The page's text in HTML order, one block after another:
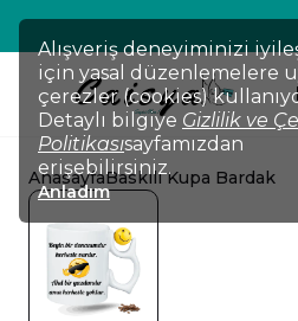
Alışveriş deneyiminizi
için yasal düzenlemelere
çerezler (cookies)
Detaylı bilgiye Gizlilik ve
Politikasısayfamızdan
erişebilirsiniz.
Anladım
AnasayfaBaskılı Kupa Bardak